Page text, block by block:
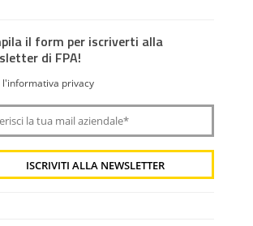
il form per iscriverti alla
di FPA!
l'informativa privacy